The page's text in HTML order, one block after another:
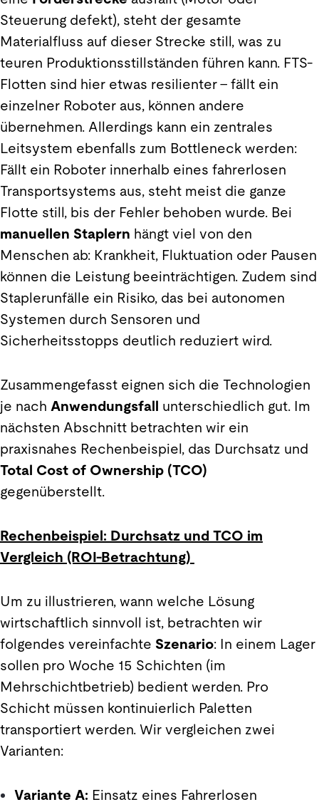
Steuerung defekt), steht der gesamte
Materialfluss auf dieser Strecke still, was zu
teuren Produktionsstillständen führen kann. FTS-
Flotten sind hier etwas resilienter – fällt ein
einzelner Roboter aus, können andere
übernehmen. Allerdings kann ein zentrales
Leitsystem ebenfalls zum Bottleneck werden:
Fällt ein Roboter innerhalb eines fahrerlosen
Transportsystems aus, steht meist die ganze
Flotte still, bis der Fehler behoben wurde. Bei
manuellen Staplern hängt viel von den
Menschen ab: Krankheit, Fluktuation oder Pausen
können die Leistung beeinträchtigen. Zudem sind
Staplerunfälle ein Risiko, das bei autonomen
Systemen durch Sensoren und
Sicherheitsstopps deutlich reduziert wird.
Zusammengefasst eignen sich die Technologien
je nach Anwendungsfall unterschiedlich gut. Im
nächsten Abschnitt betrachten wir ein
praxisnahes Rechenbeispiel, das Durchsatz und
Total Cost of Ownership (TCO)
gegenüberstellt.
Rechenbeispiel: Durchsatz und TCO im
Vergleich (ROI-Betrachtung)
Um zu illustrieren, wann welche Lösung
wirtschaftlich sinnvoll ist, betrachten wir
folgendes vereinfachte Szenario: In einem Lager
sollen pro Woche 15 Schichten (im
Mehrschichtbetrieb) bedient werden. Pro
Schicht müssen kontinuierlich Paletten
transportiert werden. Wir vergleichen zwei
Varianten:
Variante A: Einsatz eines Fahrerlosen